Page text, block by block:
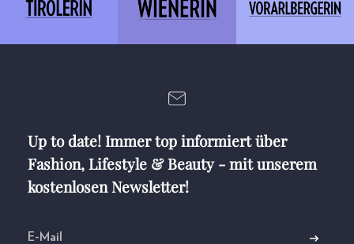
Up to date! Immer top informiert über
Fashion, Lifestyle & Beauty - mit unserem
kostenlosen Newsletter!